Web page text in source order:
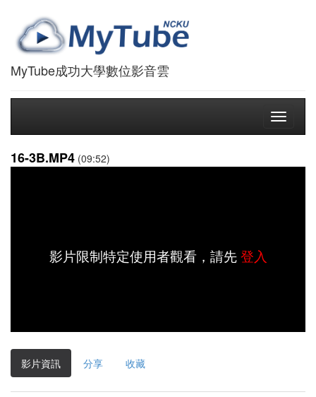
MyTube成功大學數位影音雲
Toggle
16-3B.MP4 (09:52)
影片限制特定使用者觀看，請先登入
影片資訊 分享 收藏